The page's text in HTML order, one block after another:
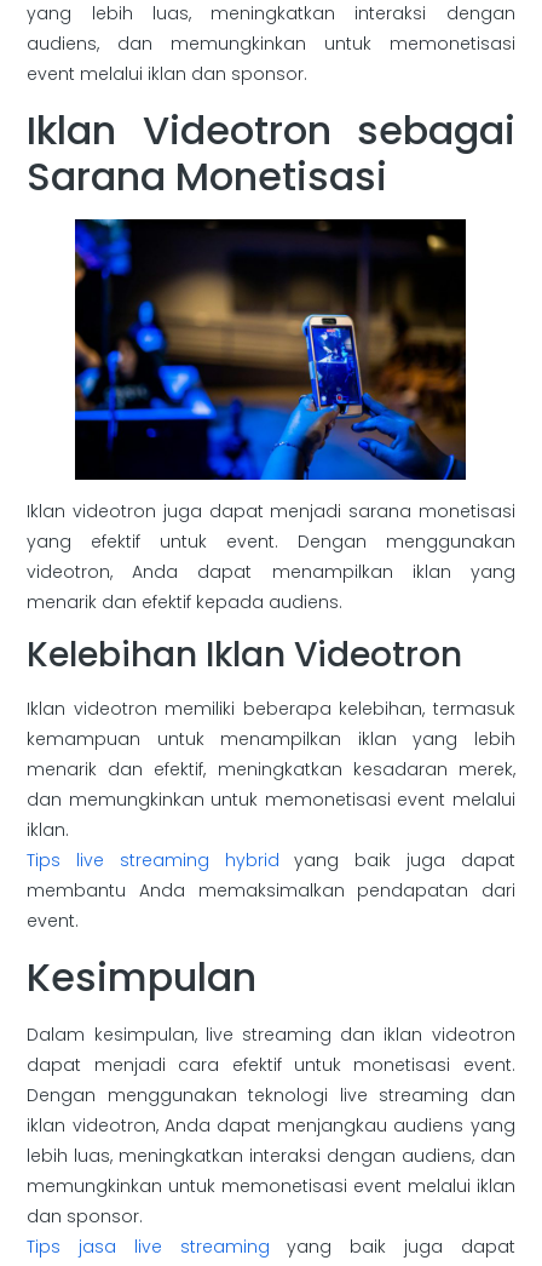
yang lebih luas, meningkatkan interaksi dengan
audiens, dan memungkinkan untuk memonetisasi
event melalui iklan dan sponsor.
Iklan Videotron sebagai
Sarana Monetisasi
Iklan videotron juga dapat menjadi sarana monetisasi
yang efektif untuk event. Dengan menggunakan
videotron, Anda dapat menampilkan iklan yang
menarik dan efektif kepada audiens.
Kelebihan Iklan Videotron
Iklan videotron memiliki beberapa kelebihan, termasuk
kemampuan untuk menampilkan iklan yang lebih
menarik dan efektif, meningkatkan kesadaran merek,
dan memungkinkan untuk memonetisasi event melalui
iklan.
Tips live streaming hybrid yang baik juga dapat
membantu Anda memaksimalkan pendapatan dari
event.
Kesimpulan
Dalam kesimpulan, live streaming dan iklan videotron
dapat menjadi cara efektif untuk monetisasi event.
Dengan menggunakan teknologi live streaming dan
iklan videotron, Anda dapat menjangkau audiens yang
lebih luas, meningkatkan interaksi dengan audiens, dan
memungkinkan untuk memonetisasi event melalui iklan
dan sponsor.
Tips jasa live streaming yang baik juga dapat